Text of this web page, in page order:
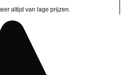
altijd van lage prijzen.